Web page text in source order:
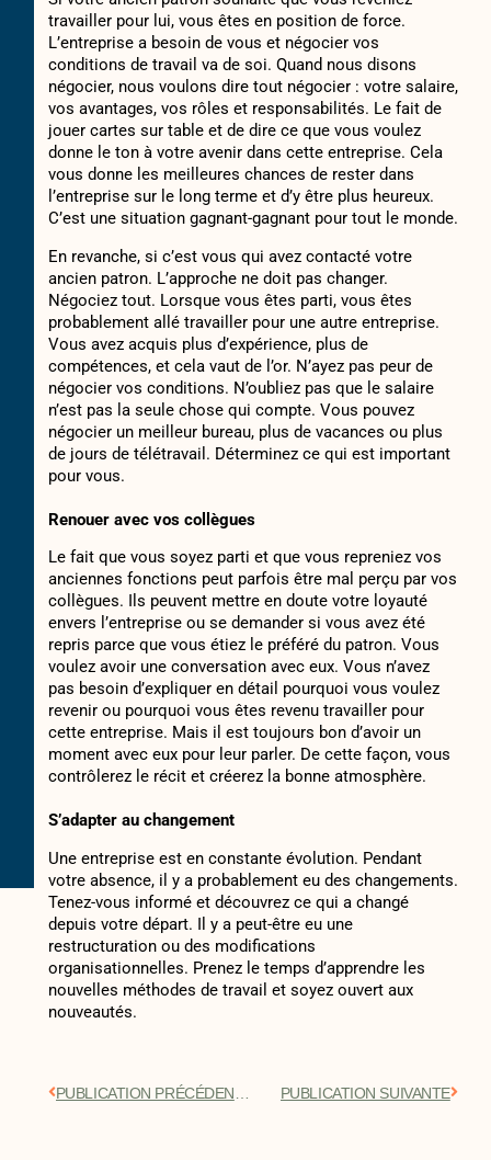
travailler pour lui, vous êtes en position de force.
L’entreprise a besoin de vous et négocier vos
conditions de travail va de soi. Quand nous disons
négocier, nous voulons dire tout négocier : votre salaire,
vos avantages, vos rôles et responsabilités. Le fait de
jouer cartes sur table et de dire ce que vous voulez
donne le ton à votre avenir dans cette entreprise. Cela
vous donne les meilleures chances de rester dans
l’entreprise sur le long terme et d’y être plus heureux.
C’est une situation gagnant-gagnant pour tout le monde.
En revanche, si c’est vous qui avez contacté votre
ancien patron. L’approche ne doit pas changer.
Négociez tout. Lorsque vous êtes parti, vous êtes
probablement allé travailler pour une autre entreprise.
Vous avez acquis plus d’expérience, plus de
compétences, et cela vaut de l’or. N’ayez pas peur de
négocier vos conditions. N’oubliez pas que le salaire
n’est pas la seule chose qui compte. Vous pouvez
négocier un meilleur bureau, plus de vacances ou plus
de jours de télétravail. Déterminez ce qui est important
pour vous.
Renouer avec vos collègues
Le fait que vous soyez parti et que vous repreniez vos
anciennes fonctions peut parfois être mal perçu par vos
collègues. Ils peuvent mettre en doute votre loyauté
envers l’entreprise ou se demander si vous avez été
repris parce que vous étiez le préféré du patron. Vous
voulez avoir une conversation avec eux. Vous n’avez
pas besoin d’expliquer en détail pourquoi vous voulez
revenir ou pourquoi vous êtes revenu travailler pour
cette entreprise. Mais il est toujours bon d’avoir un
moment avec eux pour leur parler. De cette façon, vous
contrôlerez le récit et créerez la bonne atmosphère.
S’adapter au changement
Une entreprise est en constante évolution. Pendant
votre absence, il y a probablement eu des changements.
Tenez-vous informé et découvrez ce qui a changé
depuis votre départ. Il y a peut-être eu une
restructuration ou des modifications
organisationnelles. Prenez le temps d’apprendre les
nouvelles méthodes de travail et soyez ouvert aux
nouveautés.
PUBLICATION SUIVANTE